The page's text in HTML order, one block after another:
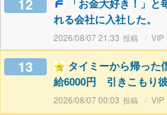
12
「お金大好き！」
れる会社に入社した。
2026/08/07 21:33 VIP
13
タイミーから帰っ
給6000円 引きこもり
2026/08/07 00:03 VIP